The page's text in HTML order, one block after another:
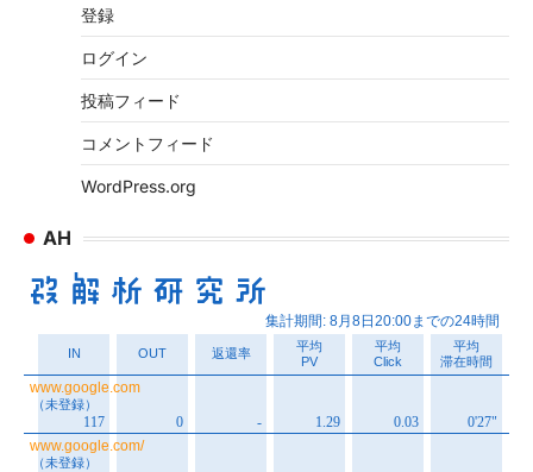
登録
ログイン
投稿フィード
コメントフィード
WordPress.org
AH